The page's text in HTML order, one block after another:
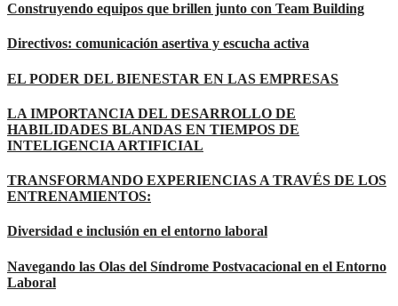
Construyendo equipos que brillen junto con Team Building
Directivos: comunicación asertiva y escucha activa
EL PODER DEL BIENESTAR EN LAS EMPRESAS
LA IMPORTANCIA DEL DESARROLLO DE
HABILIDADES BLANDAS EN TIEMPOS DE
INTELIGENCIA ARTIFICIAL
TRANSFORMANDO EXPERIENCIAS A TRAVÉS DE LOS
ENTRENAMIENTOS:
Diversidad e inclusión en el entorno laboral
Navegando las Olas del Síndrome Postvacacional en el Entorno
Laboral